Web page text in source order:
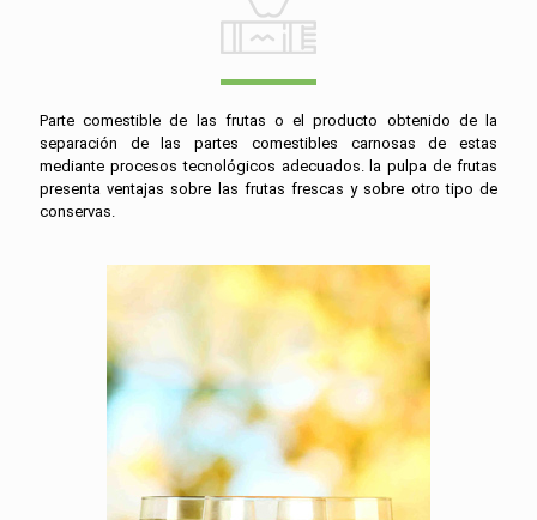
Parte comestible de las frutas o el producto obtenido de la
separación de las partes comestibles carnosas de estas
mediante procesos tecnológicos adecuados. la pulpa de frutas
presenta ventajas sobre las frutas frescas y sobre otro tipo de
conservas.